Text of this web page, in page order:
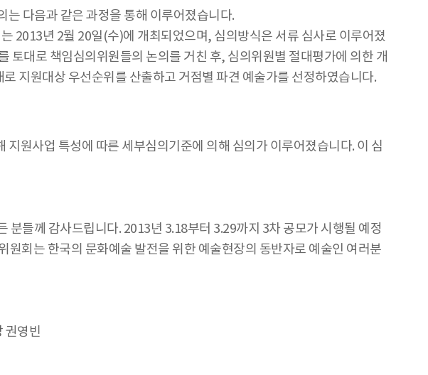
다음과 같은 과정을 통해 이루어졌습니다.
2013년 2월 20일(수)에 개최되었으며, 심의방식은 서류 심사로 이루어졌
대로 책임심의위원들의 논의를 거친 후, 심의위원별 절대평가에 의한 개
지원대상 우선순위를 산출하고 거점별 파견 예술가를 선정하였습니다.
원사업 특성에 따른 세부심의기준에 의해 심의가 이루어졌습니다. 이 심
들께 감사드립니다. 2013년 3.18부터 3.29까지 3차 공모가 시행될 예정
회는 한국의 문화예술 발전을 위한 예술현장의 동반자로 예술인 여러분
권영빈